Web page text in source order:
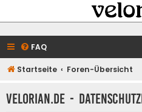
FAQ
Startseite Foren-Übersicht
velorian.de -